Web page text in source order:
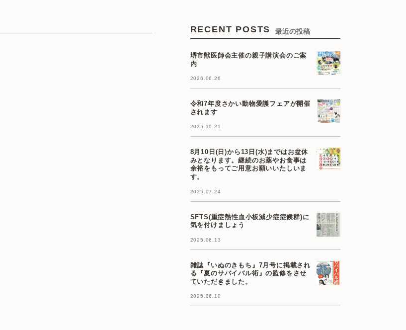
RECENT POSTS 最近の投稿
堺市獣医師会主催の親子講演会のご案
内
2026.06.26
令和7年度さかい動物愛護フェアが開催
されます
2025.10.21
8月10日(日)から13日(水)まではお盆休
みとなります。継続のお薬やお食事は
余裕をもってご用意お願いいたしいま
す。
2025.07.24
SFTS(重症熱性血小板減少症症候群)に
気を付けましょう
2025.06.13
雑誌『いぬのきもち』7月号に掲載され
る『夏のサバイバル術』の監修をさせ
ていただきました。
2025.06.10